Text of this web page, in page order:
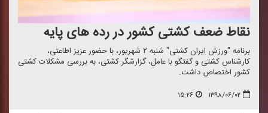
نقاط ضعف كشتی كشور در رده های پایه
برنامه "ورزش ایران كشتی" شنبه ۲ شهریور، با حضور عزیز اطاعتی،
كارشناس كشتی و گفتگو با عامل، گزارشگر كشتی، به بررسی مشكلات كشتی
كشور اختصاص داشت.
۱۳۹۸/۰۶/۰۲ ۱۵:۲۶